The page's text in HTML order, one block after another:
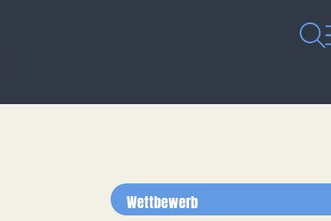
Wettbewerb